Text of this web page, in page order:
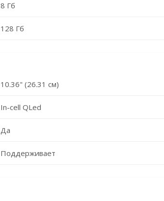
8 Гб
128 Гб
10.36" (26.31 см)
In-cell QLed
Да
Поддерживает